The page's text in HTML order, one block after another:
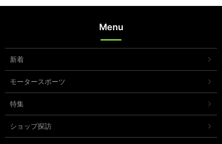
Menu
新着
モータースポーツ
特集
ショップ探訪